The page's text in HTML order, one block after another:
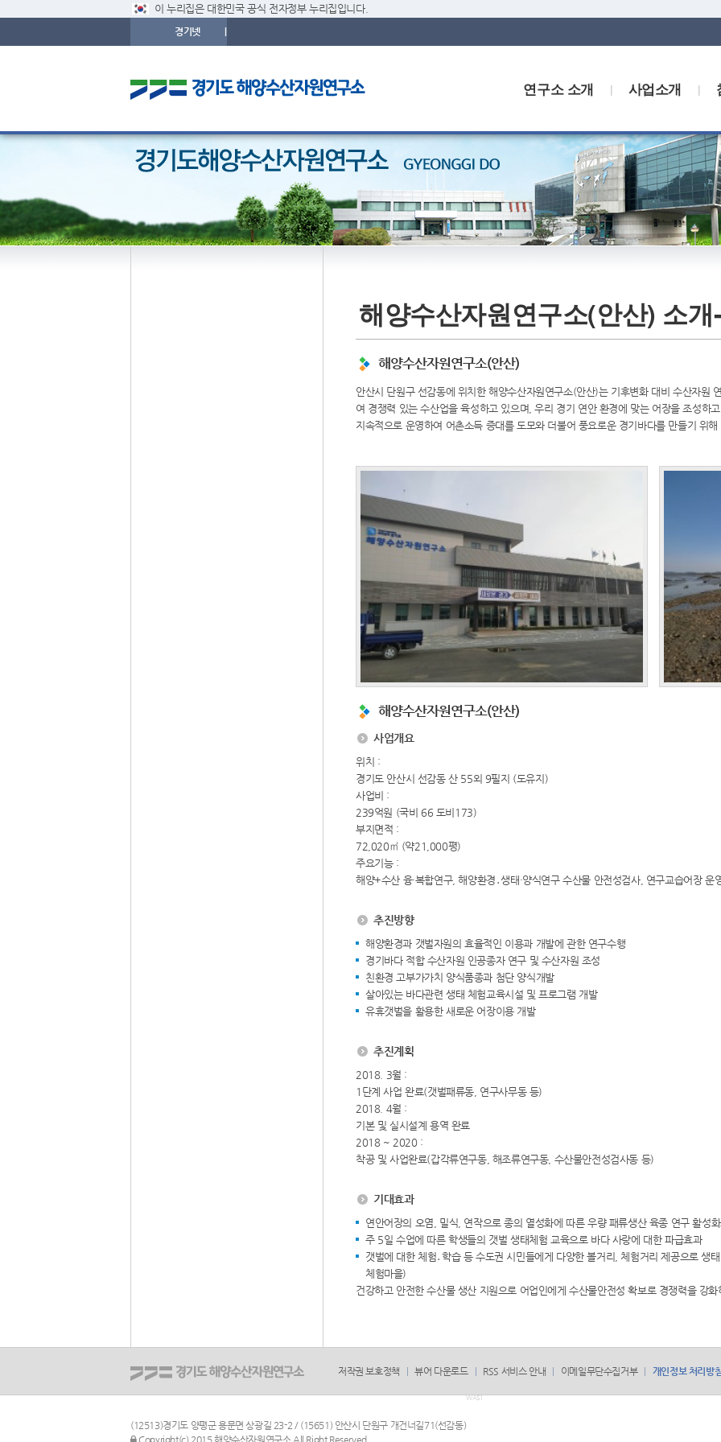
이 누리집은 대한민국 공식 전자정부 누리집입니다.
경기넷
사업소개
연구소 소개
해양수산자원연구소(안산) 소
해양수산자원연구소(안산)
안산시 단원구 선감동에 위치한 해양수산자원연구소(안산)는 기후변화 대비 수산자원
여 경쟁력 있는 수산업을 육성하고 있으며, 우리 경기 연안 환경에 맞는 어장을 조성하
지속적으로 운영하여 어촌소득 증대를 도모와 더불어 풍요로운 경기바다를 만들기 위
해양수산자원연구소(안산)
사업개요
위치 :
경기도 안산시 선감동 산 55외 9필지 (도유지)
사업비 :
239억원 (국비 66 도비173)
부지면적 :
72,020㎡ (약21,000평)
주요기능 :
해양+수산 융·복합연구, 해양환경․생태·양식연구 수산물 안전성검사, 연구교습어장 운
추진방향
해양환경과 갯벌자원의 효율적인 이용과 개발에 관한 연구수행
경기바다 적합 수산자원 인공종자 연구 및 수산자원 조성
친환경 고부가가치 양식품종과 첨단 양식개발
살아있는 바다관련 생태 체험교육시설 및 프로그램 개발
유휴갯벌을 활용한 새로운 어장이용 개발
추진계획
2018. 3월 :
1단계 사업 완료(갯벌패류동, 연구사무동 등)
2018. 4월 :
기본 및 실시설계 용역 완료
2018 ~ 2020 :
착공 및 사업완료(갑각류연구동, 해조류연구동, 수산물안전성검사동 등)
기대효과
연안어장의 오염, 밀식, 연작으로 종의 열성화에 따른 우량 패류생산 육종 연구 활성
주 5일 수업에 따른 학생들의 갯벌 생태체험 교육으로 바다 사랑에 대한 파급효과
갯벌에 대한 체험․학습 등 수도권 시민들에게 다양한 볼거리, 체험거리 제공으로 생
체험마을)
건강하고 안전한 수산물 생산 지원으로 어업인에게 수산물안전성 확보로 경쟁력을 강
저작권 보호정책 뷰어 다운로드 RSS 서비스 안내 이메일무단수집거부 개인정보 처리방
(12513)경기도 양평군 용문면 상광길 23-2 / (15651) 안산시 단원구 개건너길71(선감동)
관리자 로그인
Copyright(c) 2015 해양수산자원연구소 All Right Reserved.
WAS1